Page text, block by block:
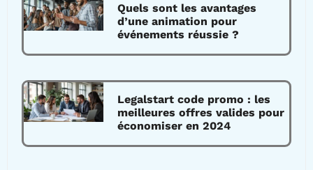
Quels sont les avantages
d’une animation pour
événements réussie ?
Legalstart code promo : les
meilleures offres valides pour
économiser en 2024